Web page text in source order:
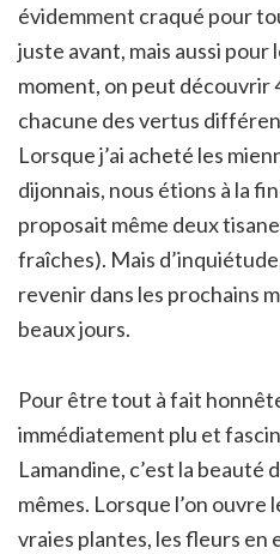
évidemment craqué pour
juste avant, mais aussi pour
moment, on peut découvrir
chacune des vertus
Lorsque j’ai acheté les
dijonnais, nous étions à la
proposait même deux
fraîches). Mais
revenir dans les prochains
beaux jours.
Pour être tout à fait
immédiatement plu et
Lamandine, c’est la beauté
mêmes. Lorsque l’on
vraies plantes, les fleurs en